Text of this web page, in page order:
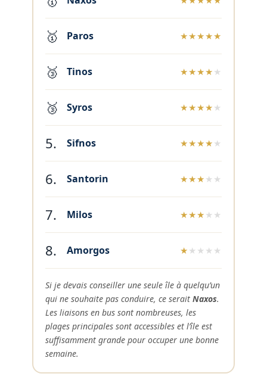
🥇 Paros ★★★★★
🥉 Tinos ★★★★ ★
🥉 Syros ★★★★ ★
5. Sifnos ★★★★ ★
6. Santorin ★★★ ★★
7. Milos ★★★ ★★
8. Amorgos ★ ★★★★
Si je devais conseiller une seule île à quelqu’un
qui ne souhaite pas conduire, ce serait Naxos.
Les liaisons en bus sont nombreuses, les
plages principales sont accessibles et l’île est
suffisamment grande pour occuper une bonne
semaine.